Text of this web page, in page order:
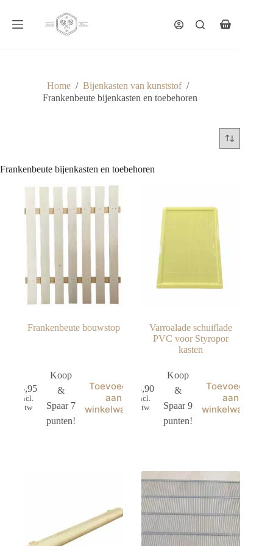
Winkelwagen
Home / Bijenkasten van kunststof /
Frankenbeute bijenkasten en toebehoren
Frankenbeute bijenkasten en toebehoren
Frankenbeute bouwstop
6,95
incl.
btw
Koop
&
Spaar 7
punten!
Toevoegen
aan
winkelwagen
Varroalade schuiflade
PVC voor Styropor
kasten
8,90
incl.
btw
Koop
&
Spaar 9
punten!
Toevoegen
aan
winkelwagen